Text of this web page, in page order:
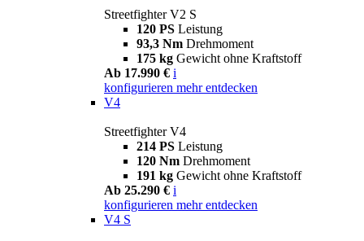
Streetfighter V2 S
120 PS Leistung
93,3 Nm Drehmoment
175 kg Gewicht ohne Kraftstoff
Ab 17.990 € i
konfigurieren mehr entdecken
V4
Streetfighter V4
214 PS Leistung
120 Nm Drehmoment
191 kg Gewicht ohne Kraftstoff
Ab 25.290 € i
konfigurieren mehr entdecken
V4 S